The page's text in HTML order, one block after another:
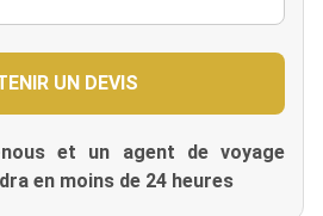
nous et un agent de voyage
en moins de 24 heures